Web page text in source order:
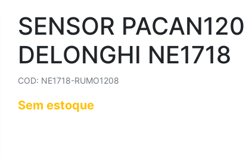
SENSOR
DELONGHI NE1718
COD: NE1718-RUMO1208
Sem estoque